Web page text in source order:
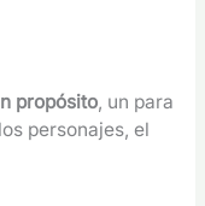
propósito, un para
personajes, el